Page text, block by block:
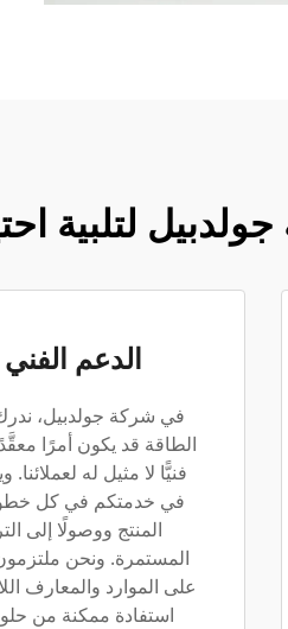
جولدبيل لتلبية
الدعم
في شركة جولدبيل،
الطاقة قد يكون أمرًا
فنيًّا لا مثيل له
في خدمتكم في كل
المنتج ووصولًا إلى
المستمرة. ونحن
على الموارد والمعارف
استفادة ممكنة من